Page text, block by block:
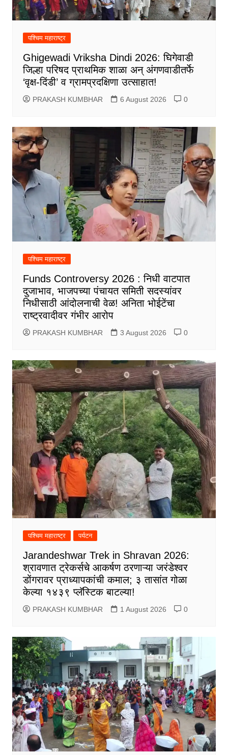
पश्चिम महाराष्ट्र
Ghigewadi Vriksha Dindi 2026: घिगेवाडी
जिल्हा परिषद प्राथमिक शाळा अन् अंगणवाडीतर्फे
‘वृक्ष-दिंडी’ व ग्रामप्रदक्षिणा उत्साहात!
PRAKASH KUMBHAR 6 August 2026 0
पश्चिम महाराष्ट्र
Funds Controversy 2026 : निधी वाटपात
दुजाभाव, भाजपच्या पंचायत समिती सदस्यांवर
निधीसाठी आंदोलनाची वेळ! अनिता भोईटेंचा
राष्ट्रवादीवर गंभीर आरोप
PRAKASH KUMBHAR 3 August 2026 0
पश्चिम महाराष्ट्र पर्यटन
Jarandeshwar Trek in Shravan 2026:
श्रावणात ट्रेकर्सचे आकर्षण ठरणाऱ्या जरंडेश्वर
डोंगरावर प्राध्यापकांची कमाल; ३ तासांत गोळा
केल्या १४३९ प्लॅस्टिक बाटल्या!
PRAKASH KUMBHAR 1 August 2026 0